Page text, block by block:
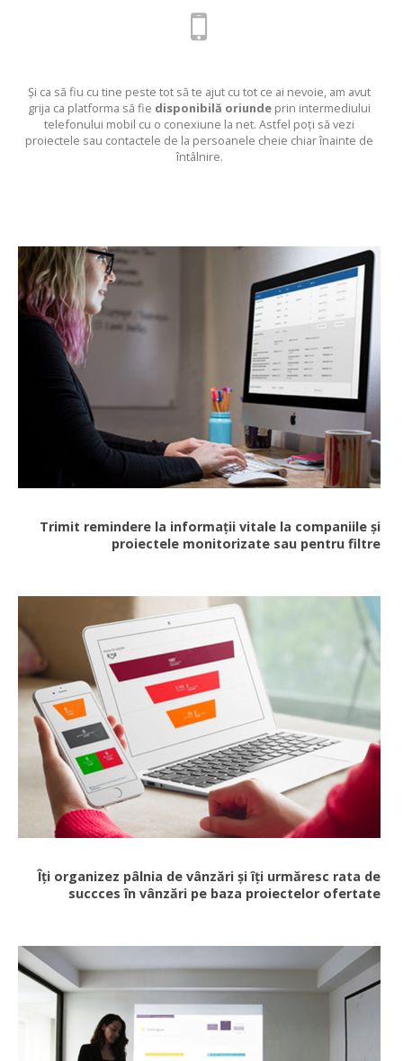
Și ca să fiu cu tine peste tot să te ajut cu tot ce ai nevoie, am avut
grija ca platforma să fie disponibilă oriunde prin intermediului
telefonului mobil cu o conexiune la net. Astfel poți să vezi
proiectele sau contactele de la persoanele cheie chiar înainte de
întâlnire.
Trimit remindere la informații vitale la companiile și
proiectele monitorizate sau pentru filtre
Îți organizez pâlnia de vânzări și îți urmăresc rata de
succces în vânzări pe baza proiectelor ofertate